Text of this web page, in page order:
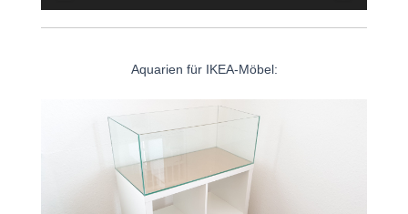
Aquarien für IKEA-Möbel: